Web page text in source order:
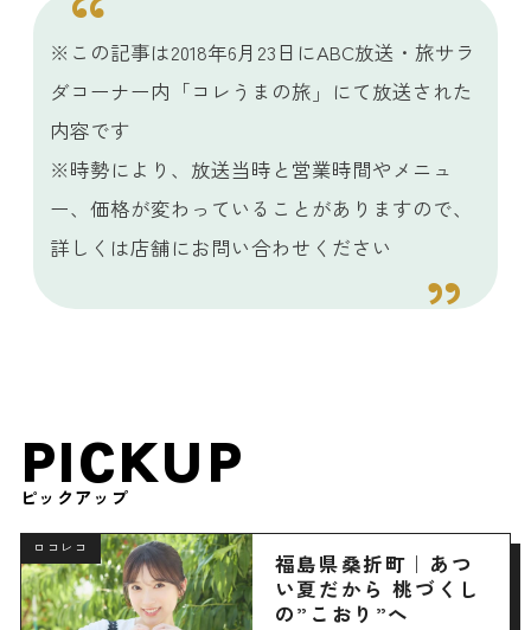
※この記事は2018年6月23日にABC放送・旅サラ
ダコーナー内「コレうまの旅」にて放送された
内容です
※時勢により、放送当時と営業時間やメニュ
ー、価格が変わっていることがありますので、
詳しくは店舗にお問い合わせください
PICKUP
ピックアップ
ロコレコ
福島県桑折町｜あつ
い夏だから 桃づくし
の”こおり”へ